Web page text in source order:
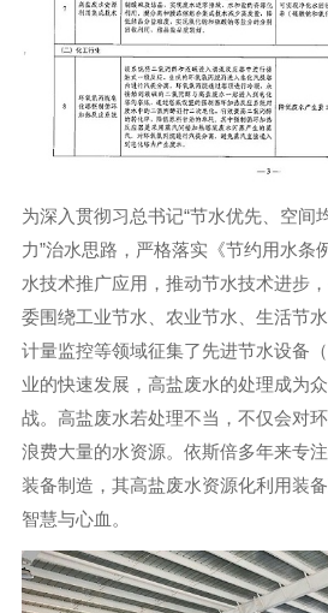
为深入贯彻习总书记“节水优先、空间
力”治水思路，严格落实《节约用水条
水技术推广应用，推动节水技术进步
委围绕工业节水、农业节水、生活节
计量监控等领域征集了先进节水设备
业的快速发展，高盐废水的处理成为
战。高盐废水若处理不当，不仅会对
浪费大量的水资源。依斯倍多年来专
装备制造，其高盐废水资源化利用装
智慧与心血。